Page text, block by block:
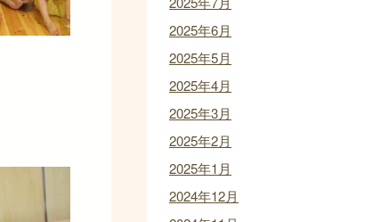
2025年6月
2025年5月
2025年4月
2025年3月
2025年2月
2025年1月
2024年12月